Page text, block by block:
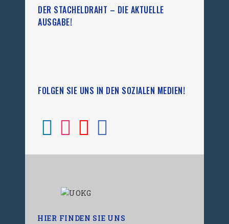
DER STACHELDRAHT – DIE AKTUELLE
AUSGABE!
FOLGEN SIE UNS IN DEN SOZIALEN MEDIEN!
HIER FINDEN SIE UNS